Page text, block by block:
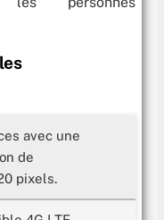
avec une
de
pixels.